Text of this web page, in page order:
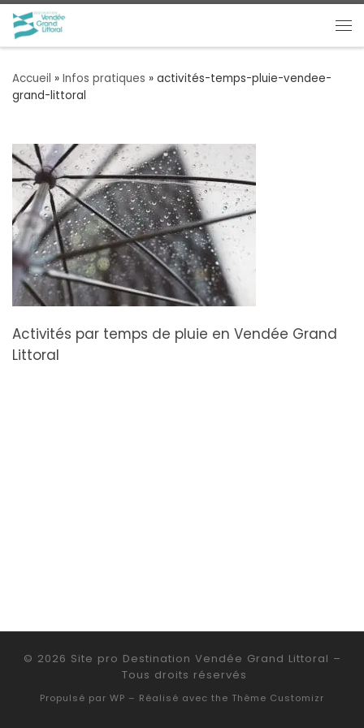
Passer au contenu
Accueil » Infos pratiques » activités-temps-pluie-vendee-
grand-littoral
Activités par temps de pluie en Vendée Grand
Littoral
© 2026 Site pro Destination Vendée Grand Littoral –
Tous droits réservés
Propulsé par WP – Réalisé avec the Thème Customizr